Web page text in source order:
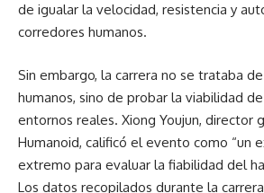
de igualar la velocidad, resistencia y
corredores humanos.
Sin embargo, la carrera no se trataba
humanos, sino de probar la viabilidad
entornos reales. Xiong Youjun, director
Humanoid, calificó el evento como “un
extremo para evaluar la fiabilidad del
Los datos recopilados durante la